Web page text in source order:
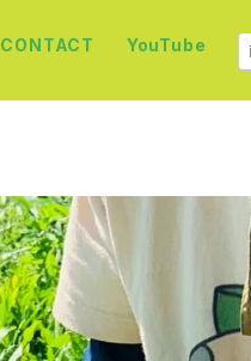
CONTACT YouTube